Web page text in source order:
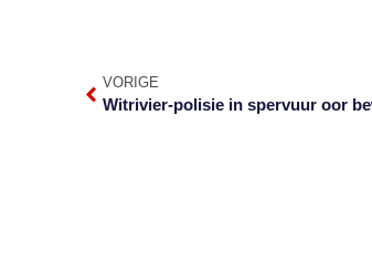
VORIGE
Witrivier-polisie in spervuur oor